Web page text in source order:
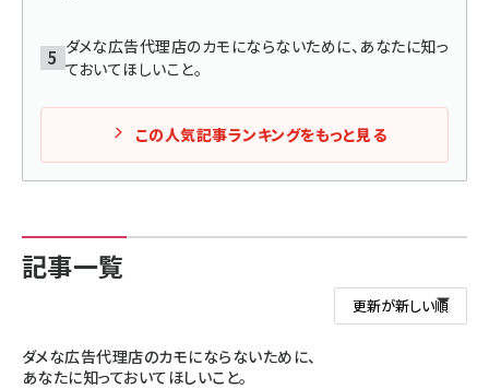
ダメな広告代理店のカモにならないために、あなたに知っ
ておいてほしいこと。
この人気記事ランキングをもっと見る
記事一覧
ダメな広告代理店のカモにならないために、
あなたに知っておいてほしいこと。